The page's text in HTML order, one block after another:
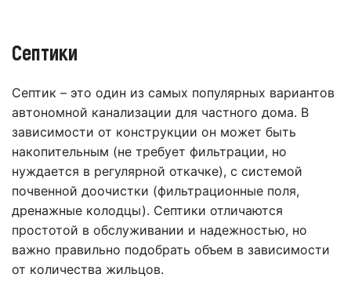
Септики
Септик – это один из самых популярных вариантов
автономной канализации для частного дома. В
зависимости от конструкции он может быть
накопительным (не требует фильтрации, но
нуждается в регулярной откачке), с системой
почвенной доочистки (фильтрационные поля,
дренажные колодцы). Септики отличаются
простотой в обслуживании и надежностью, но
важно правильно подобрать объем в зависимости
от количества жильцов.